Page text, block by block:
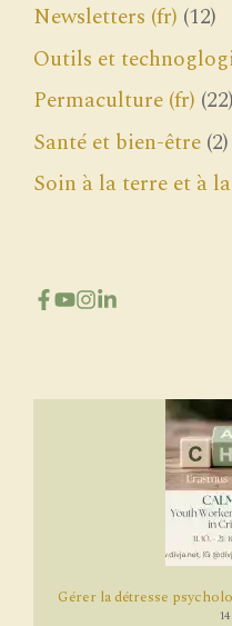
Newsletters (fr) (12)
Outils et
Permaculture (fr) (22)
Santé et bien-être (2)
Soin à la terre et à
Gérer la détresse